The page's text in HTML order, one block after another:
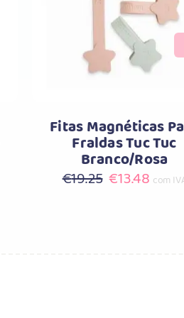
Comprar
Fitas Magnéticas
Fraldas Tuc Tuc
Branco/Rosa
€19.25 O
€13.48Ocom